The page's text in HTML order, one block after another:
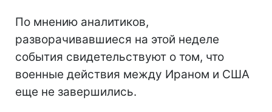
По мнению аналитиков,
разворачивавшиеся на этой неделе
события свидетельствуют о том, что
военные действия между Ираном и США
еще не завершились.